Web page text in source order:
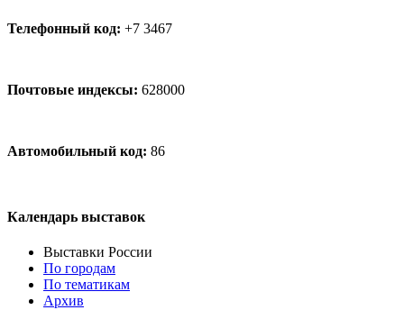
Телефонный код: +7 3467
Почтовые индексы: 628000
Автомобильный код: 86
Календарь выставок
Выставки России
По городам
По тематикам
Архив